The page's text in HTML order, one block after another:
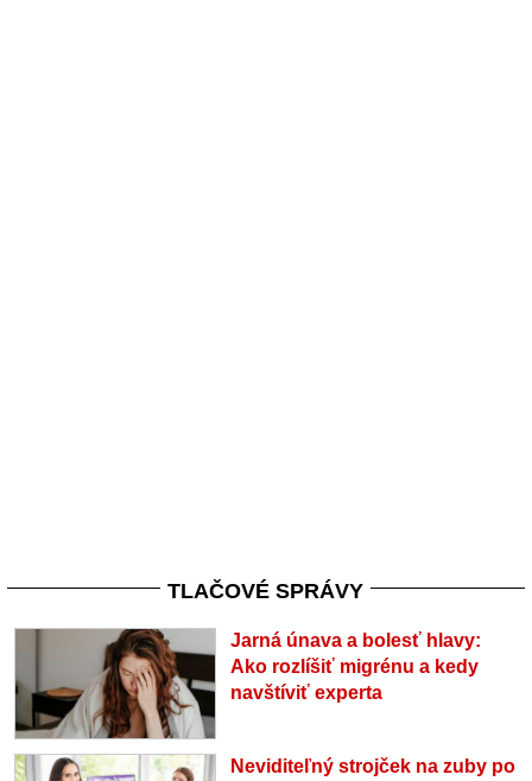
TLAČOVÉ SPRÁVY
Jarná únava a bolesť hlavy:
Ako rozlíšiť migrénu a kedy
navštíviť experta
Neviditeľný strojček na zuby po